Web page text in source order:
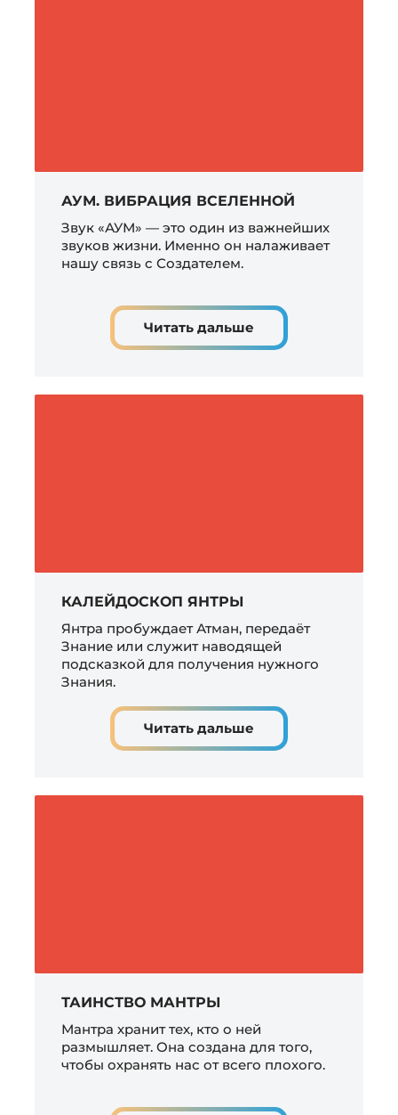
АУМ. ВИБРАЦИЯ ВСЕЛЕННОЙ
Звук «АУМ» — это один из важнейших
звуков жизни. Именно он налаживает
нашу связь с Создателем.
Читать дальше
КАЛЕЙДОСКОП ЯНТРЫ
Янтра пробуждает Атман, передаёт
Знание или служит наводящей
подсказкой для получения нужного
Знания.
Читать дальше
ТАИНСТВО МАНТРЫ
Мантра хранит тех, кто о ней
размышляет. Она создана для того,
чтобы охранять нас от всего плохого.